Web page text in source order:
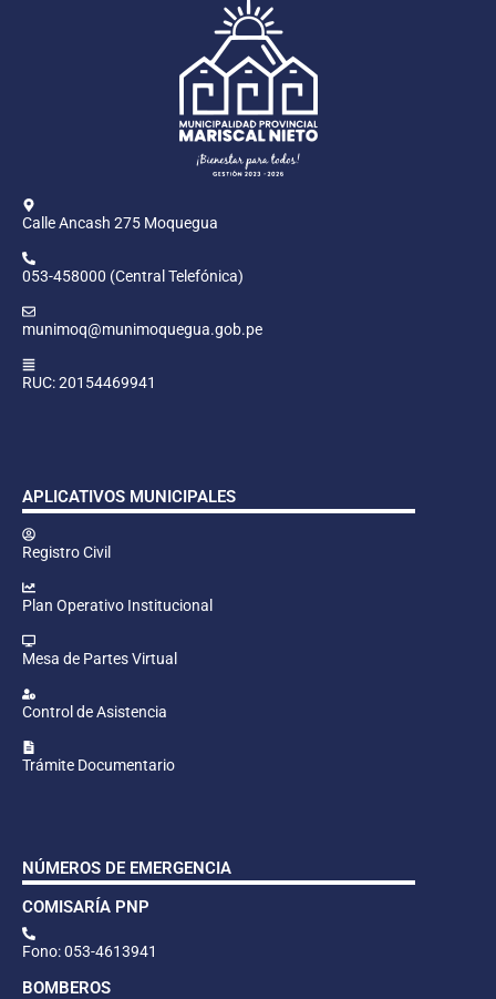
Calle Ancash 275 Moquegua
053-458000 (Central Telefónica)
munimoq@munimoquegua.gob.pe
RUC: 20154469941
APLICATIVOS MUNICIPALES
Registro Civil
Plan Operativo Institucional
Mesa de Partes Virtual
Control de Asistencia
Trámite Documentario
NÚMEROS DE EMERGENCIA
COMISARÍA PNP
Fono: 053-4613941
BOMBEROS